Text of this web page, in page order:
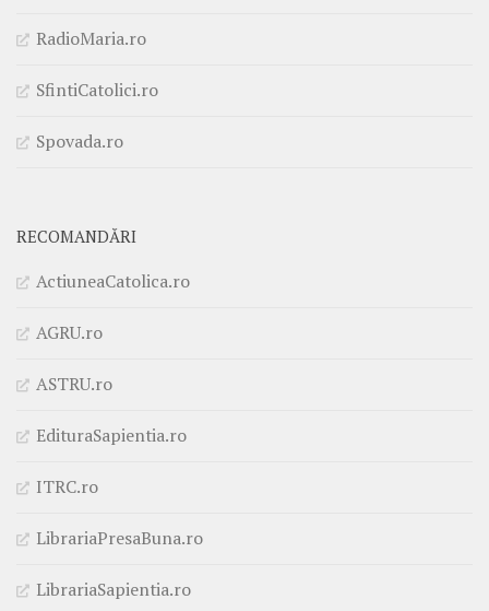
RadioMaria.ro
SfintiCatolici.ro
Spovada.ro
RECOMANDĂRI
ActiuneaCatolica.ro
AGRU.ro
ASTRU.ro
EdituraSapientia.ro
ITRC.ro
LibrariaPresaBuna.ro
LibrariaSapientia.ro